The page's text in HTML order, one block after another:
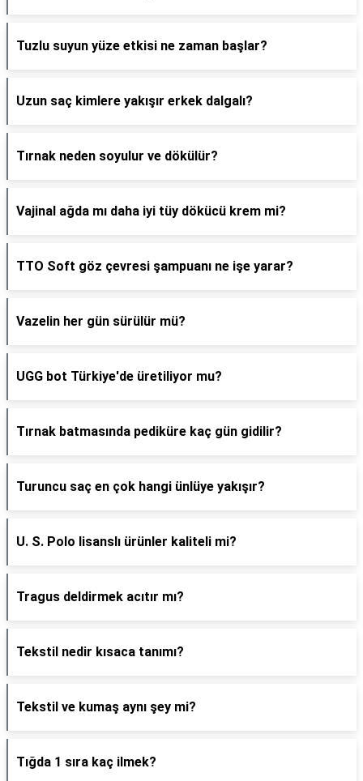
Tuzlu suyun yüze etkisi ne zaman başlar?
Uzun saç kimlere yakışır erkek dalgalı?
Tırnak neden soyulur ve dökülür?
Vajinal ağda mı daha iyi tüy dökücü krem mi?
TTO Soft göz çevresi şampuanı ne işe yarar?
Vazelin her gün sürülür mü?
UGG bot Türkiye'de üretiliyor mu?
Tırnak batmasında pediküre kaç gün gidilir?
Turuncu saç en çok hangi ünlüye yakışır?
U. S. Polo lisanslı ürünler kaliteli mi?
Tragus deldirmek acıtır mı?
Tekstil nedir kısaca tanımı?
Tekstil ve kumaş aynı şey mi?
Tığda 1 sıra kaç ilmek?